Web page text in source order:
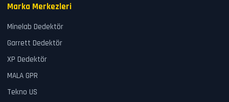
Marka Merkezleri
Minelab Dedektör
Garrett Dedektör
XP Dedektör
MALA GPR
Tekno US